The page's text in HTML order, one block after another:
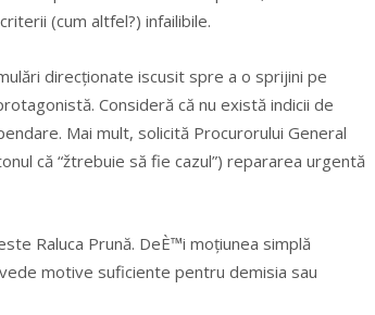
(cum altfel?) infailibile.
direcționate iscusit spre a o sprijini pe
Consideră că nu există indicii de
Mai mult, solicită Procurorului General
că “žtrebuie să fie cazul”) repararea urgentă
Raluca Prună. DeÈ™i moțiunea simplă
motive suficiente pentru demisia sau